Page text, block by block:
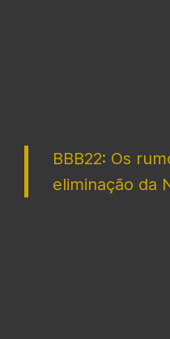
BBB22: Os
eliminação da